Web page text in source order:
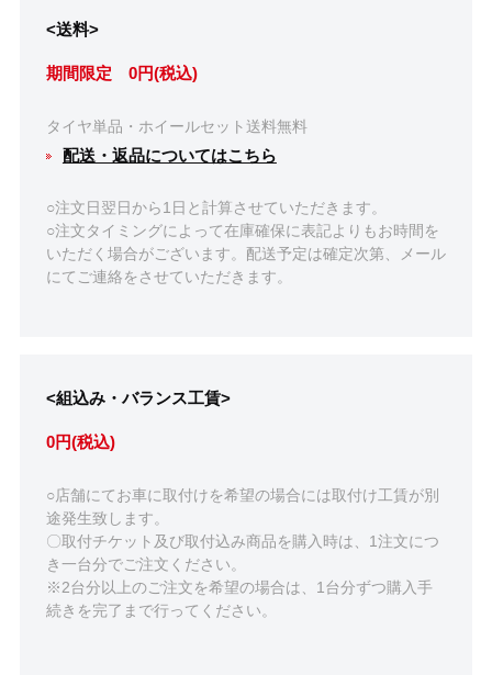
<送料>
期間限定 0円(税込)
タイヤ単品・ホイールセット送料無料
配送・返品についてはこちら
○注文日翌日から1日と計算させていただきます。
○注文タイミングによって在庫確保に表記よりもお時間を
いただく場合がございます。配送予定は確定次第、メール
にてご連絡をさせていただきます。
<組込み・バランス工賃>
0円(税込)
○店舗にてお車に取付けを希望の場合には取付け工賃が別
途発生致します。
〇取付チケット及び取付込み商品を購入時は、1注文につ
き一台分でご注文ください。
※2台分以上のご注文を希望の場合は、1台分ずつ購入手
続きを完了まで行ってください。